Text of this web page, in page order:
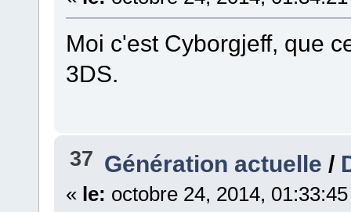
Moi c'est Cyborgjeff, que
3DS.
37 Génération actuelle /
« le: octobre 24, 2014,